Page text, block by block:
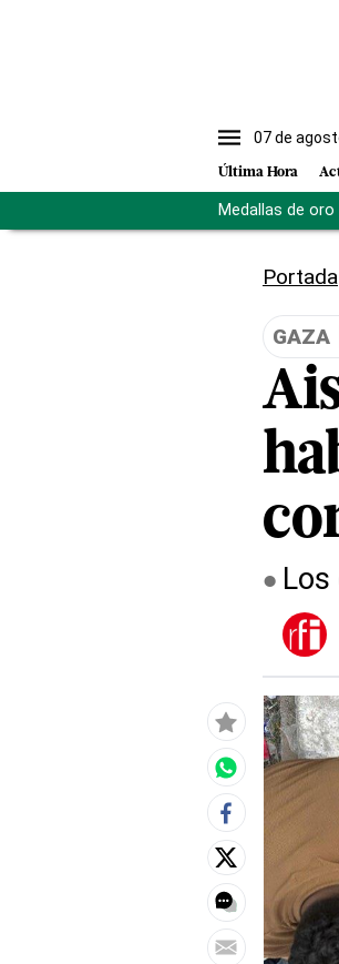
07 de
Última Hora
Medallas de oro
Portada
GAZA
Los